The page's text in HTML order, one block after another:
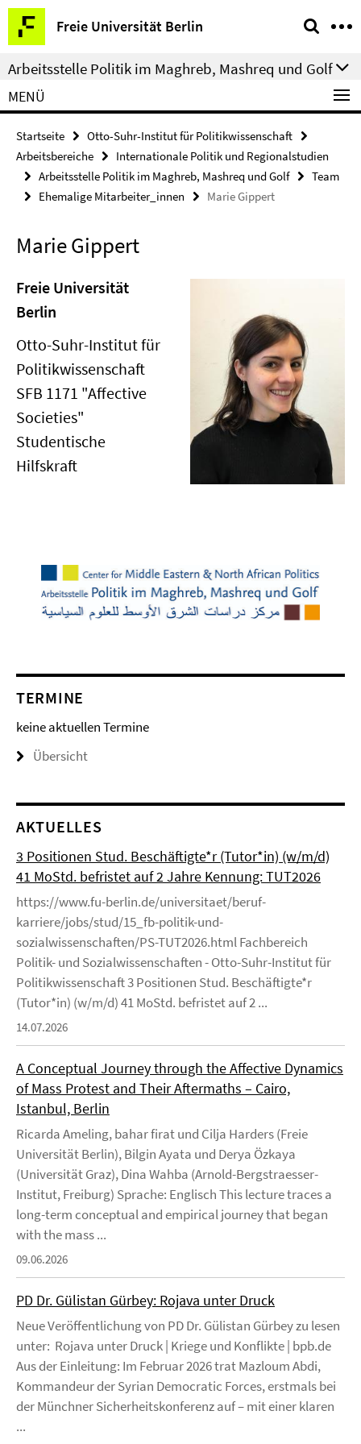
Springe
direkt
zu
Inhalt
Freie Universität Berlin
Service-
Navigation
Arbeitsstelle Politik im Maghreb, Mashreq und Golf
MENÜ
Startseite
Otto-Suhr-Institut für Politikwissenschaft
Arbeitsbereiche
Internationale Politik und Regionalstudien
Arbeitsstelle Politik im Maghreb, Mashreq und Golf
Team
Ehemalige Mitarbeiter_innen
Marie Gippert
Marie Gippert
Freie Universität
Berlin
Otto-Suhr-Institut für
Politikwissenschaft
SFB 1171 "Affective
Societies"
Studentische
Hilfskraft
TERMINE
keine aktuellen Termine
Übersicht
AKTUELLES
3 Positionen Stud. Beschäftigte*r (Tutor*in) (w/m/d)
41 MoStd. befristet auf 2 Jahre Kennung: TUT2026
https://www.fu-berlin.de/universitaet/beruf-
karriere/jobs/stud/15_fb-politik-und-
sozialwissenschaften/PS-TUT2026.html Fachbereich
Politik- und Sozialwissenschaften - Otto-Suhr-Institut für
Politikwissenschaft 3 Positionen Stud. Beschäftigte*r
(Tutor*in) (w/m/d) 41 MoStd. befristet auf 2 ...
14.07.2026
A Conceptual Journey through the Affective Dynamics
of Mass Protest and Their Aftermaths – Cairo,
Istanbul, Berlin
Ricarda Ameling, bahar firat und Cilja Harders (Freie
Universität Berlin), Bilgin Ayata und Derya Özkaya
(Universität Graz), Dina Wahba (Arnold-Bergstraesser-
Institut, Freiburg) Sprache: Englisch This lecture traces a
long-term conceptual and empirical journey that began
with the mass ...
09.06.2026
PD Dr. Gülistan Gürbey: Rojava unter Druck
Neue Veröffentlichung von PD Dr. Gülistan Gürbey zu lesen
unter: Rojava unter Druck | Kriege und Konflikte | bpb.de
Aus der Einleitung: Im Februar 2026 trat Mazloum Abdi,
Kommandeur der Syrian Democratic Forces, erstmals bei
der Münchner Sicherheitskonferenz auf – mit einer klaren
...